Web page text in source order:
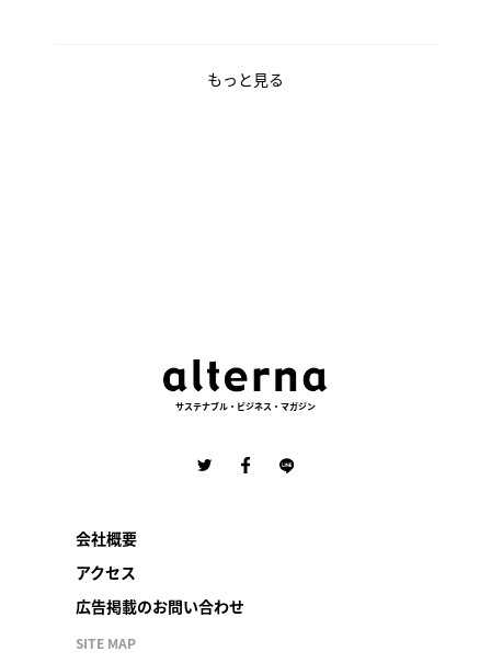
もっと見る
サステナブル・ビジネス・マガジン
会社概要
アクセス
広告掲載のお問い合わせ
SITE MAP